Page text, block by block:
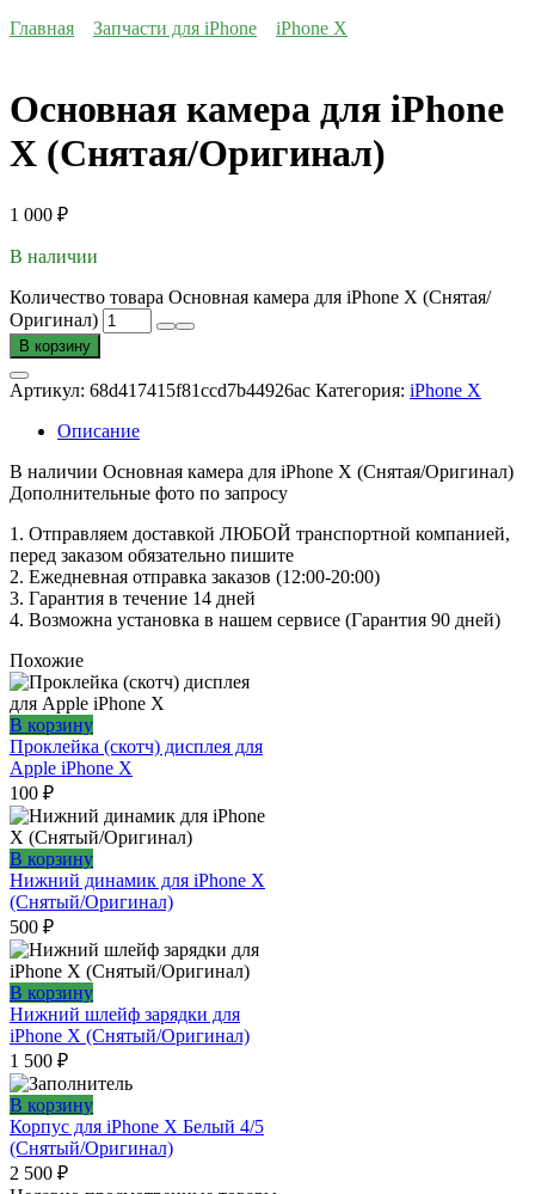
Главная
Запчасти для iPhone iPhone X
Основная камера для iPhone
X (Снятая/Оригинал)
1 000 ₽
В наличии
Количество товара Основная камера для iPhone X (Снятая/
Оригинал)
В корзину
Артикул: 68d417415f81ccd7b44926ac Категория: iPhone X
Описание
В наличии Основная камера для iPhone X (Снятая/Оригинал)
Дополнительные фото по запросу
1. Oтпpавляем доставкой ЛЮБОЙ транспортной компанией,
перед заказом обязательно пишите
2. Ежедневная отправка заказов (12:00-20:00)
3. Гарантия в течение 14 дней
4. Возможна установка в нашем сервисе (Гарантия 90 дней)
Похожие
В корзину
Проклейка (скотч) дисплея для
Apple iPhone X
100 ₽
В корзину
Нижний динамик для iPhone X
(Снятый/Оригинал)
500 ₽
В корзину
Нижний шлейф зарядки для
iPhone X (Снятый/Оригинал)
1 500 ₽
В корзину
Корпус для iPhone X Белый 4/5
(Снятый/Оригинал)
2 500 ₽